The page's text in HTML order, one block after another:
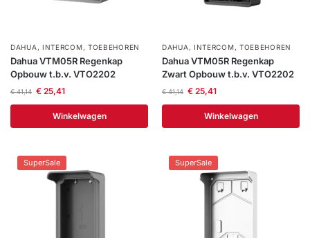
DAHUA , INTERCOM, TOEBEHOREN
Dahua VTM05R Regenkap
Opbouw t.b.v. VTO2202
€41,14 €25,41
Winkelwagen
DAHUA , INTERCOM, TOEBEHOREN
Dahua VTM05R Regenkap
Zwart Opbouw t.b.v. VTO2202
€41,14 €25,41
Winkelwagen
SuperSale SuperSale